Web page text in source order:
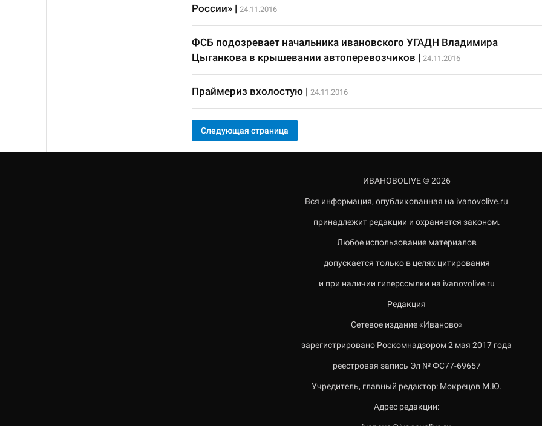
России»| 24.11.2016
ФСБ подозревает начальника ивановского УГАДН Владимира
Цыганкова в крышевании автоперевозчиков | 24.11.2016
Праймериз вхолостую| 24.11.2016
Следующая страница
ИВАНОВОLIVE © 2026
Вся информация, опубликованная на ivanovolive.ru
принадлежит редакции и охраняется законом.
Любое использование материалов
допускается только в целях цитирования
и при наличии гиперссылки на ivanovolive.ru
Редакция
Сетевое издание «Иваново»
зарегистрировано Роскомнадзором 2 мая 2017 года
реестровая запись Эл № ФС77-69657
Учредитель, главный редактор: Мокрецов М.Ю.
Адрес редакции: